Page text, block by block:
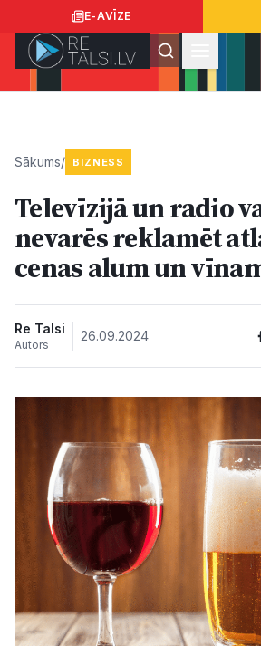
E-AVĪZE
Ziņas
Sabiedrība
Kultūra
Bizness
Vieta
Sākums/ BIZNESS
Televīzijā un radio
nevarēs reklamēt
cenas alum un
Re Talsi
Autors
26.09.2024